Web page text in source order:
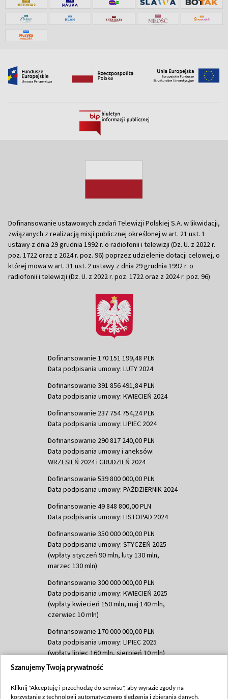
Dofinansowanie ustawowych zadań Telewizji Polskiej S.A. w likwidacji,
związanych z realizacją misji publicznej określonej w art. 21 ust. 1
ustawy z dnia 29 grudnia 1992 r. o radiofonii i telewizji (Dz. U. z 2022 r.
poz. 1722 oraz z 2024 r. poz. 96) poprzez udzielenie dotacji celowej, o
której mowa w art. 31 ust. 2 ustawy z dnia 29 grudnia 1992 r. o
radiofonii i telewizji (Dz. U. z 2022 r. poz. 1722 oraz z 2024 r. poz. 96)
Dofinansowanie 170 151 199,48 PLN
Data podpisania umowy: LUTY 2024
Dofinansowanie 391 856 491,84 PLN
Data podpisania umowy: KWIECIEŃ 2024
Dofinansowanie 237 754 754,24 PLN
Data podpisania umowy: LIPIEC 2024
Dofinansowanie 290 817 240,00 PLN
Data podpisania umowy i aneksów:
WRZESIEŃ 2024 i GRUDZIEŃ 2024
Dofinansowanie 539 800 000,00 PLN
Data podpisania umowy: PAŹDZIERNIK 2024
Dofinansowanie 49 848 800,00 PLN
Data podpisania umowy: LISTOPAD 2024
Dofinansowanie 350 000 000,00 PLN
Data podpisania umowy: STYCZEŃ 2025
(wpłaty styczeń 90 mln, luty 130 mln,
marzec 130 mln)
Dofinansowanie 300 000 000,00 PLN
Data podpisania umowy: KWIECIEŃ 2025
(wpłaty kwiecień 150 mln, maj 140 mln,
czerwiec 10 mln)
Dofinansowanie 170 000 000,00 PLN
Data podpisania umowy: LIPIEC 2025
(wpłaty lipiec 160 mln, sierpień 10 mln)
Dofinansowanie 60 000 000,00 PLN
(wpłata wrzesień 60 mln)
Szanujemy Twoją prywatność
Kliknij "Akceptuję i przechodzę do serwisu", aby wyrazić zgody na
korzystanie z technologii automatycznego śledzenia i zbierania danych,